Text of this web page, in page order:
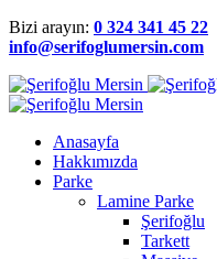
Bizi arayın: 0 324 341 45 22
info@serifoglumersin.com
Anasayfa
Hakkımızda
Parke
Lamine Parke
Şerifoğlu
Tarkett